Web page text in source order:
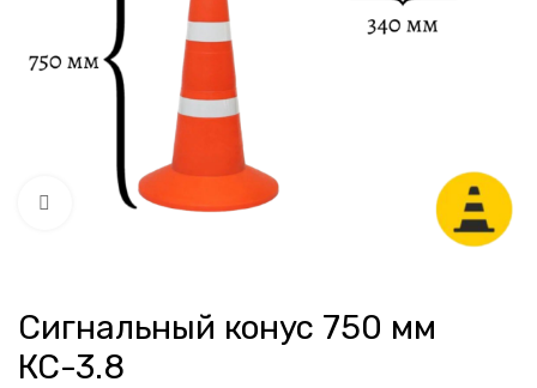
Нажмите, чтобы увеличить
Сигнальный конус 750 мм
КС-3.8